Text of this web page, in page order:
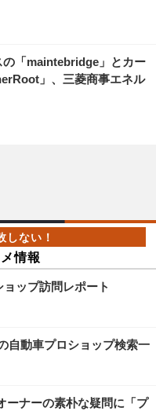
の「maintebridge」とカー
」、三菱商事エネル
情報
ップ訪問レポート
動車プロショップ検索一
ーナーの素朴な疑問に「プ